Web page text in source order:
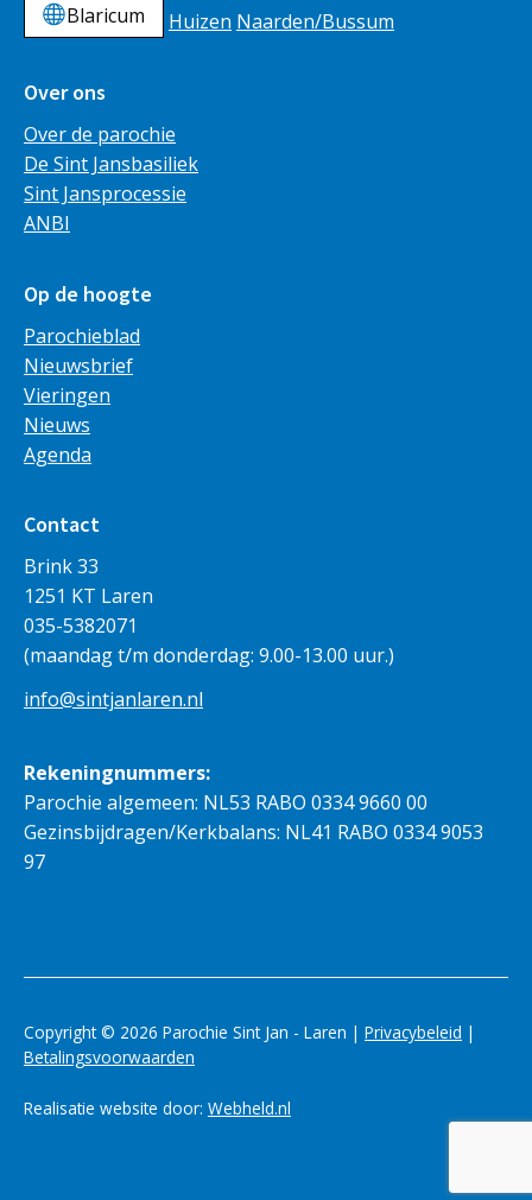
Blaricum
Huizen Naarden/Bussum
Over ons
Over de parochie
De Sint Jansbasiliek
Sint Jansprocessie
ANBI
Op de hoogte
Parochieblad
Nieuwsbrief
Vieringen
Nieuws
Agenda
Contact
Brink 33
1251 KT Laren
035-5382071
(maandag t/m donderdag: 9.00-13.00 uur.)
info@sintjanlaren.nl
Rekeningnummers:
Parochie algemeen: NL53 RABO 0334 9660 00
Gezinsbijdragen/Kerkbalans: NL41 RABO 0334 9053
97
Copyright © 2026 Parochie Sint Jan - Laren | Privacybeleid |
Betalingsvoorwaarden
Realisatie website door: Webheld.nl